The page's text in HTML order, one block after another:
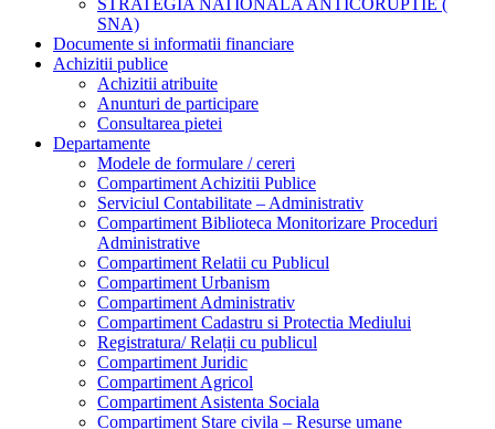
STRATEGIA NATIONALA ANTICORUPTIE (
SNA)
Documente si informatii financiare
Achizitii publice
Achizitii atribuite
Anunturi de participare
Consultarea pietei
Departamente
Modele de formulare / cereri
Compartiment Achizitii Publice
Serviciul Contabilitate – Administrativ
Compartiment Biblioteca Monitorizare Proceduri
Administrative
Compartiment Relatii cu Publicul
Compartiment Urbanism
Compartiment Administrativ
Compartiment Cadastru si Protectia Mediului
Registratura/ Relații cu publicul
Compartiment Juridic
Compartiment Agricol
Compartiment Asistenta Sociala
Compartiment Stare civila – Resurse umane